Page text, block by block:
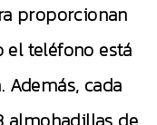
proporcionan
teléfono está
cada